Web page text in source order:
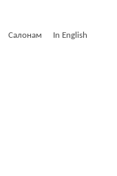
Салонам In English